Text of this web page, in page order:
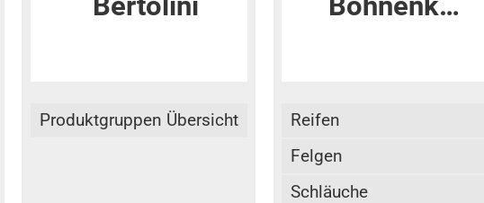
Produktgruppen Übersicht
Reifen
Felgen
Schläuche